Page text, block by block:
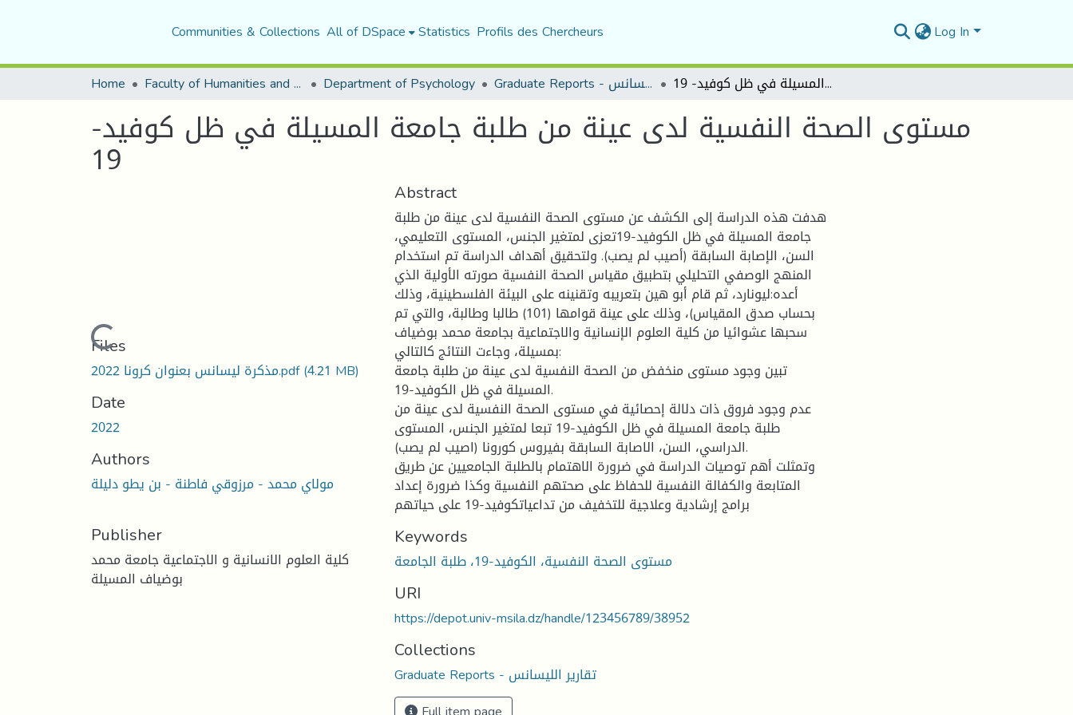
Communities & Collections All of DSpace Statistics Profils des Chercheurs Log In
Home Faculty of Humanities and Social Sciences Department of Psychology Graduate Reports - تقارير الليسانس مستوى الصحة النفسية لدى عينة من طلبة جامعة المسيلة في ظل كوفيد- 19
مستوى الصحة النفسية لدى عينة من طلبة جامعة المسيلة في ظل كوفيد-
19
Loading...
Files
مذكرة ليسانس بعنوان كرونا 2022.pdf(4.21 MB)
Date
2022
Authors
مولاي محمد - مرزوقي فاطنة - بن يطو دليلة
Publisher
كلية العلوم الانسانية و الاجتماعية جامعة محمد
بوضياف المسيلة
Abstract
هدفت هذه الدراسة إلى الكشف عن مستوى الصحة النفسية لدى عينة من طلبة
جامعة المسيلة في ظل الكوفيد-19تعزى لمتغير الجنس، المستوى التعليمي،
السن، الإصابة السابقة (أصيب لم يصب). ولتحقيق أهداف الدراسة تم استخدام
المنهج الوصفي التحليلي بتطبيق مقياس الصحة النفسية صورته الأولية الذي
أعده:ليونارد، ثم قام أبو هين بتعريبه وتقنينه على البيئة الفلسطينية، وذلك
بحساب صدق المقياس)، وذلك على عينة قوامها (101) طالبا وطالبة، والتي تم
سحبها عشوائيا من كلية العلوم الإنسانية والاجتماعية بجامعة محمد بوضياف
بمسيلة، وجاءت النتائج كالتالي:
تبين وجود مستوى منخفض من الصحة النفسية لدى عينة من طلبة جامعة
المسيلة في ظل الكوفيد-19.
عدم وجود فروق ذات دلالة إحصائية في مستوى الصحة النفسية لدى عينة من
طلبة جامعة المسيلة في ظل الكوفيد-19 تبعا لمتغير الجنس، المستوى
الدراسي، السن، الاصابة السابقة بفيروس كورونا (اصيب لم يصب).
وتمثلت أهم توصيات الدراسة في ضرورة الاهتمام بالطلبة الجامعيين عن طريق
المتابعة والكفالة النفسية للحفاظ على صحتهم النفسية وكذا ضرورة إعداد
برامج إرشادية وعلاجية للتخفيف من تداعياتكوفيد-19 على حياتهم
Keywords
مستوى الصحة النفسية، الكوفيد-19، طلبة الجامعة
URI
https://depot.univ-msila.dz/handle/123456789/38952
Collections
Graduate Reports - تقارير الليسانس